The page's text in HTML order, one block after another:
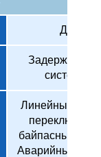
Да
Задержка
системы
Линейный
переключить
байпасный
Аварийный